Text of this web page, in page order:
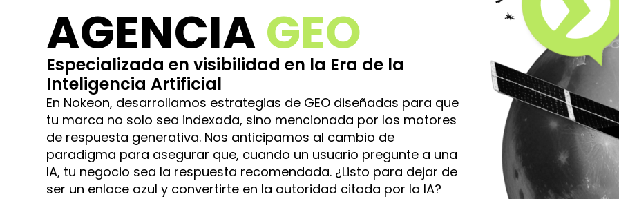
AGENCIAGEO
Especializada en visibilidad en la Era de la
Inteligencia Artificial
En Nokeon, desarrollamos estrategias de GEO diseñadas para que
tu marca no solo sea indexada, sino mencionada por los motores
de respuesta generativa. Nos anticipamos al cambio de
paradigma para asegurar que, cuando un usuario pregunte a una
IA, tu negocio sea la respuesta recomendada. ¿Listo para dejar de
ser un enlace azul y convertirte en la autoridad citada por la IA?